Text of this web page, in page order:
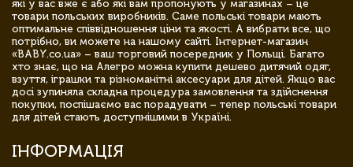
які у вас вже є або які вам пропонують у магазинах – це
товари польських виробників. Саме польські товари мають
оптимальне співвідношення ціни та якості. А вибрати все, що
потрібно, ви можете на нашому сайті. Інтернет-магазин
«BABY.co.ua» – ваш торговий посередник у Польщі. Багато
хто знає, що на Алегро можна купити дешево дитячий одяг,
взуття, іграшки та різноманітні аксесуари для дітей. Якщо вас
досі зупиняла складна процедура замовлення та здійснення
покупки, поспішаємо вас порадувати – тепер польські товари
для дітей стають доступнішими в Україні.
ІНФОРМАЦІЯ